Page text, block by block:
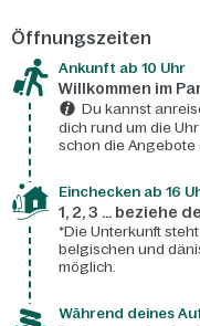
Öffnungszeiten
Ankunft ab 10 Uhr
Willkommen im
Du kannst
dich rund um die
schon die Angebote
Einchecken ab 16
1, 2, 3 ... beziehe
*Die Unterkunft
belgischen und
möglich.
Während deines